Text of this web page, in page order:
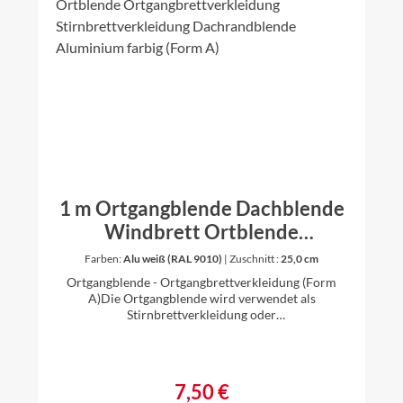
1 m Ortgangblende Dachblende
Windbrett Ortblende
Ortgangbrettverkleidung
Stirnbrettverkleidung
Dachrandblende Aluminium
farbig (Form A)
Farben:Alu weiß (RAL 9010) | Zuschnitt :25,0 cm
Ortgangblende - Ortgangbrettverkleidung (Form
A)Die Ortgangblende wird verwendet als
Stirnbrettverkleidung oder
Regulärer Preis:
7,50 €